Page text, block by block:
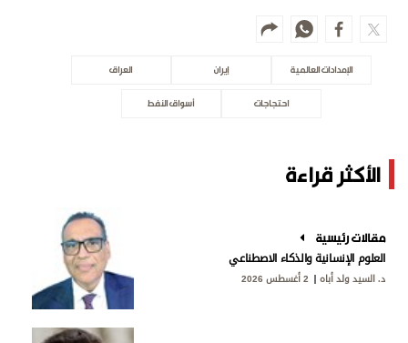
الإمدادات العالمية إيران العراق
احتجاجات أسواق النفط
الأكثر قراءة
مقالات رئيسية
العلوم الإنسانية والذكاء الاصطناعي
د. السيد ولد أباه 2 أغسطس 2026